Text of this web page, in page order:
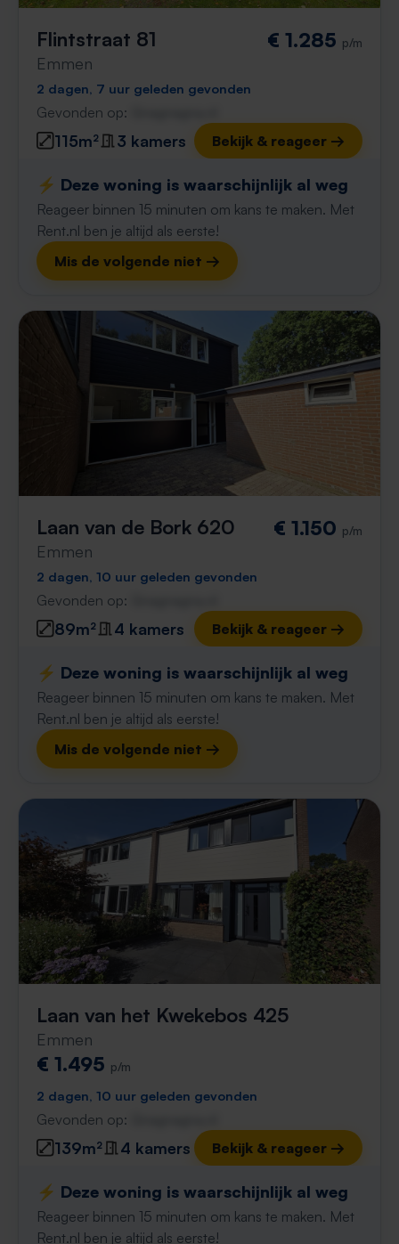
Flintstraat 81
Emmen
€ 1.285 p/m
2 dagen, 7 uur geleden gevonden
Gevonden op:
115m² 3 kamers Bekijk & reageer →
⚡️ Deze woning is waarschijnlijk al weg
Reageer binnen 15 minuten om kans te maken. Met
Rent.nl ben je altijd als eerste!
Mis de volgende niet →
Laan van de Bork 620
Emmen
€ 1.150 p/m
2 dagen, 10 uur geleden gevonden
Gevonden op:
89m² 4 kamers Bekijk & reageer →
⚡️ Deze woning is waarschijnlijk al weg
Reageer binnen 15 minuten om kans te maken. Met
Rent.nl ben je altijd als eerste!
Mis de volgende niet →
Laan van het Kwekebos 425
Emmen
€ 1.495 p/m
2 dagen, 10 uur geleden gevonden
Gevonden op:
139m² 4 kamers Bekijk & reageer →
⚡️ Deze woning is waarschijnlijk al weg
Reageer binnen 15 minuten om kans te maken. Met
Rent.nl ben je altijd als eerste!